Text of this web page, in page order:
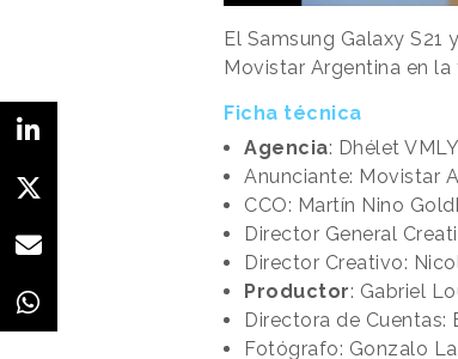
El Samsung Galaxy S21
Movistar Argentina en
Ficha técnica
Agencia: Dhélet
Anunciante: Movistar
CCO: Martín Nino
Director General
Director Creativo:
Productor: Gabriel
Directora de Cuentas:
Fotógrafo: Gonzalo